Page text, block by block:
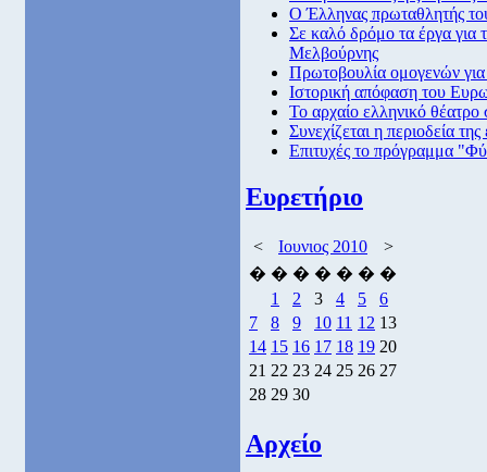
Ο Έλληνας πρωταθλητής
Σε καλό δρόμο τα έργα για
Μελβούρνης
Πρωτοβουλία ομογενών
Ιστορική απόφαση του
Το αρχαίο ελληνικό θέατρο
Συνεχίζεται η περιοδεία
Επιτυχές το πρόγραμμα
Ευρετήριο
< Ιουνιος 2010
>
� � � � � � �
1
2 3 4 5
6
7
8 9 10 11 12 13
14 15 16 17 18 19 20
21 22 23 24 25 26 27
28 29 30
Αρχείο